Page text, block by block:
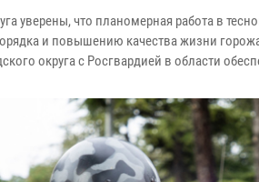
уверены, что планомерная работа в
и повышению качества жизни
округа с Росгвардией в области